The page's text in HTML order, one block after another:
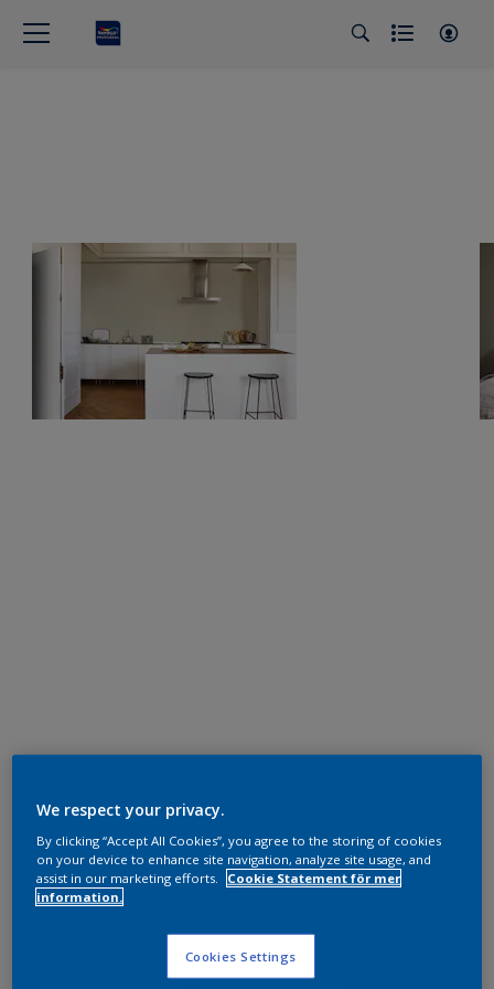
We respect your privacy.
By clicking “Accept All Cookies”, you agree to the storing of cookies
on your device to enhance site navigation, analyze site usage, and
assist in our marketing efforts.
Cookie Statement för mer
information.
Cookies Settings